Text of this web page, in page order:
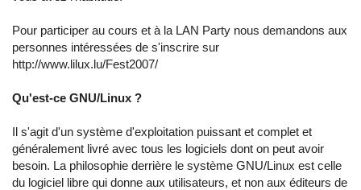
Pour participer au cours et à la LAN Party nous demandons aux
personnes intéressées de s'inscrire sur
http://www.lilux.lu/Fest2007/
Qu'est-ce GNU/Linux ?
Il s'agit d'un système d'exploitation puissant et complet et
généralement livré avec tous les logiciels dont on peut avoir
besoin. La philosophie derrière le système GNU/Linux est celle
du logiciel libre qui donne aux utilisateurs, et non aux éditeurs de